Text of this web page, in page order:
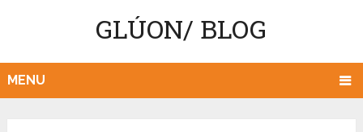
GLÚON/ BLOG
MENU